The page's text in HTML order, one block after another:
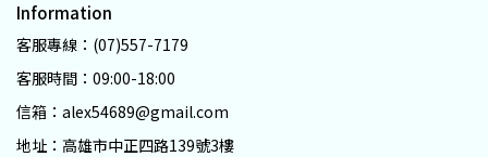
Information
客服專線：(07)557-7179
客服時間：09:00-18:00
信箱：alex54689@gmail.com
地址：高雄市中正四路139號3樓